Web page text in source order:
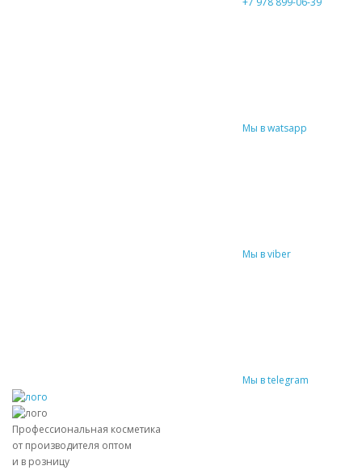
Мы в watsapp
Мы в viber
Мы в telegram
Профессиональная косметика
от производителя оптом
и в розницу